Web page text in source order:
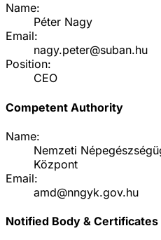
Name:
Péter Nagy
Email:
nagy.peter@suban.hu
Position:
CEO
Competent Authority
Name:
Nemzeti
Központ
Email:
amd@nngyk.gov.hu
Notified Body & Certificates